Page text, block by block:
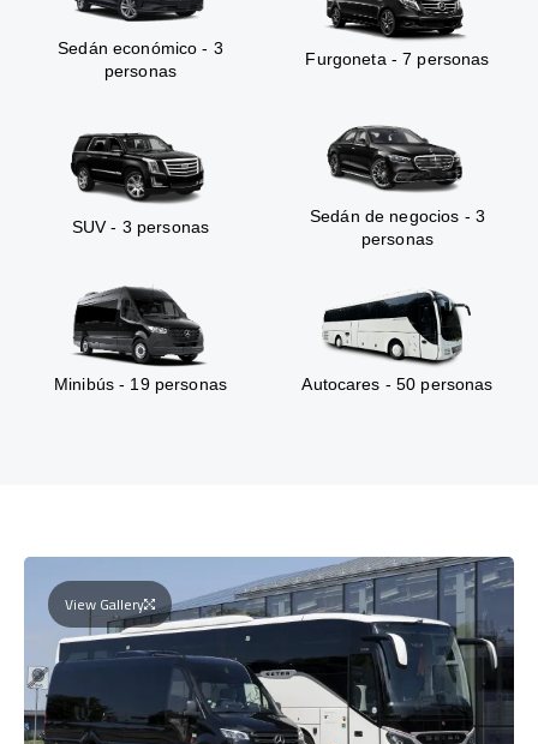
Sedán económico - 3
personas
Furgoneta - 7 personas
SUV - 3 personas
Sedán de negocios - 3
personas
Minibús - 19 personas Autocares - 50 personas
View Gallery